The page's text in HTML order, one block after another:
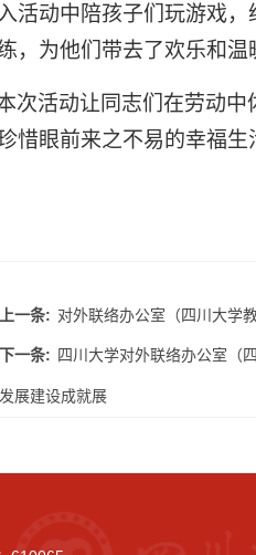
活动中陪孩子们玩游戏
，为他们带去了欢乐和温
次活动让同志们在劳动
惜眼前来之不易的幸福
上一条: 对外联络办公室（四川大学
下一条: 四川大学对外联络办公室（
发展建设成就展